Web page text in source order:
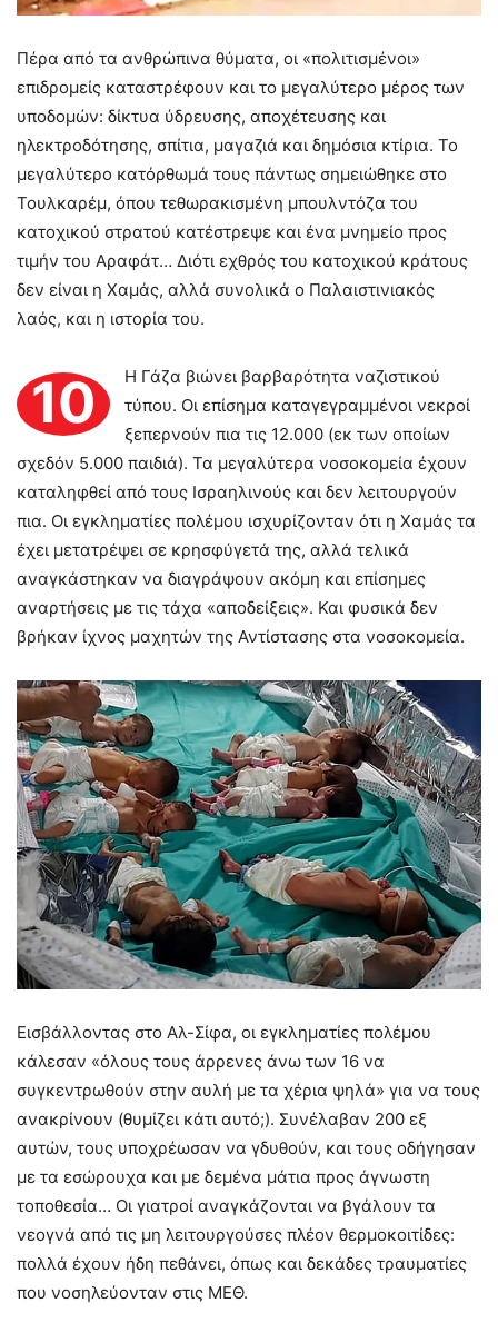
Πέρα από τα ανθρώπινα θύματα, οι «πολιτισμένοι»
επιδρομείς καταστρέφουν και το μεγαλύτερο μέρος των
υποδομών: δίκτυα ύδρευσης, αποχέτευσης και
ηλεκτροδότησης, σπίτια, μαγαζιά και δημόσια κτίρια. Το
μεγαλύτερο κατόρθωμά τους πάντως σημειώθηκε στο
Τουλκαρέμ, όπου τεθωρακισμένη μπουλντόζα του
κατοχικού στρατού κατέστρεψε και ένα μνημείο προς
τιμήν του Αραφάτ… Διότι εχθρός του κατοχικού κράτους
δεν είναι η Χαμάς, αλλά συνολικά ο Παλαιστινιακός
λαός, και η ιστορία του.
10
Η Γάζα βιώνει βαρβαρότητα ναζιστικού
τύπου. Οι επίσημα καταγεγραμμένοι νεκροί
ξεπερνούν πια τις 12.000 (εκ των οποίων
σχεδόν 5.000 παιδιά). Τα μεγαλύτερα νοσοκομεία έχουν
καταληφθεί από τους Ισραηλινούς και δεν λειτουργούν
πια. Οι εγκληματίες πολέμου ισχυρίζονταν ότι η Χαμάς τα
έχει μετατρέψει σε κρησφύγετά της, αλλά τελικά
αναγκάστηκαν να διαγράψουν ακόμη και επίσημες
αναρτήσεις με τις τάχα «αποδείξεις». Και φυσικά δεν
βρήκαν ίχνος μαχητών της Αντίστασης στα νοσοκομεία.
Εισβάλλοντας στο Αλ-Σίφα, οι εγκληματίες πολέμου
κάλεσαν «όλους τους άρρενες άνω των 16 να
συγκεντρωθούν στην αυλή με τα χέρια ψηλά» για να τους
ανακρίνουν (θυμίζει κάτι αυτό;). Συνέλαβαν 200 εξ
αυτών, τους υποχρέωσαν να γδυθούν, και τους οδήγησαν
με τα εσώρουχα και με δεμένα μάτια προς άγνωστη
τοποθεσία… Οι γιατροί αναγκάζονται να βγάλουν τα
νεογνά από τις μη λειτουργούσες πλέον θερμοκοιτίδες:
πολλά έχουν ήδη πεθάνει, όπως και δεκάδες τραυματίες
που νοσηλεύονταν στις ΜΕΘ.